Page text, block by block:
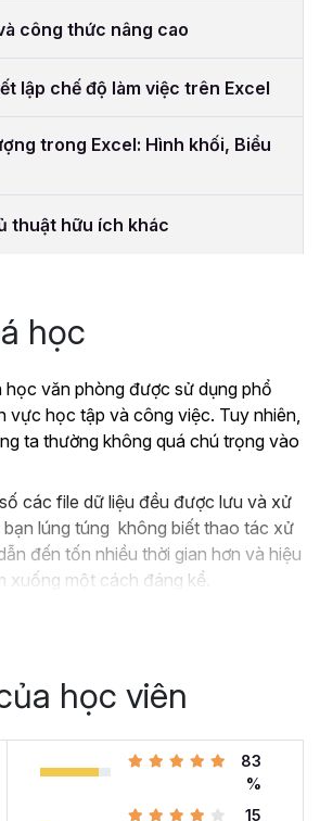
công thức nâng cao
lập chế độ làm việc trên Excel
trong Excel: Hình khối, Biểu
thuật hữu ích khác
học
học văn phòng được sử dụng phổ
vực học tập và công việc. Tuy nhiên,
ta thường không quá chú trọng vào
các file dữ liệu đều được lưu và xử
bạn lúng túng không biết thao tác xử
đến tốn nhiều thời gian hơn và hiệu
xuống một cách đáng kể.
chỉ học lý thuyết nên không biết
thức cơ bản về Excel và đang
kỹ năng của mình lên.
học viên
83
%
15